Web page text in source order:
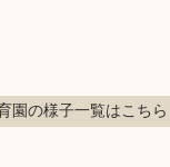
園の様子一覧はこちら